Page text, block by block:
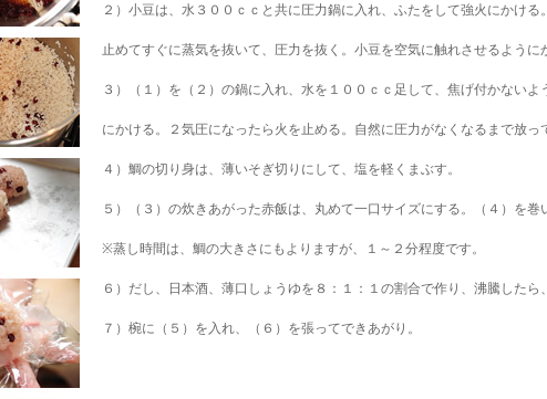
２）小豆は、水３００ｃｃと共に圧力鍋に入れ、ふたをして強火にかけ
止めてすぐに蒸気を抜いて、圧力を抜く。小豆を空気に触れさせるように
３）（１）を（２）の鍋に入れ、水を１００ｃｃ足して、焦げ付かない
にかける。２気圧になったら火を止める。自然に圧力がなくなるまで放っ
４）鯛の切り身は、薄いそぎ切りにして、塩を軽くまぶす。
５）（３）の炊きあがった赤飯は、丸めて一口サイズにする。（４）を巻
※蒸し時間は、鯛の大きさにもよりますが、１～２分程度です。
６）だし、日本酒、薄口しょうゆを８：１：１の割合で作り、沸騰したら
７）椀に（５）を入れ、（６）を張ってできあがり。